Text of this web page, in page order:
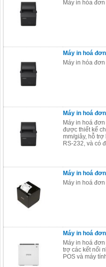
Máy in hóa
Máy in hoá
Máy in hóa
Máy in hoá
Máy in hoá
được thiết kế
mm/giây, hỗ
RS-232, và có
Máy in hoá
Máy in hoá
Máy in hoá
Máy in hoá
trợ các kết nối
POS và máy